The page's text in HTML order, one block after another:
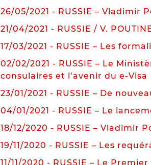
26/05/2021 - RUSSIE –
21/04/2021 - RUSSIE / V.
17/03/2021 - RUSSIE – Les
02/02/2021 - RUSSIE – Le
consulaires et l’avenir du e-Visa
23/01/2021 - RUSSIE – De
04/01/2021 - RUSSIE – Le
18/12/2020 - RUSSIE –
19/11/2020 - RUSSIE – Les
11/11/2020 - RUSSIE – Le